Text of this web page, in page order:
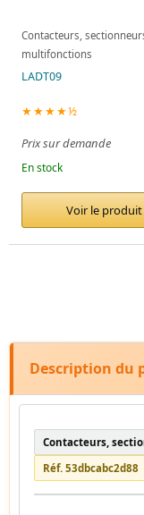
Contacteurs,
multifonctions
LADT09
★★★★½
Prix sur demande
En stock
Voir le produit
Description du
Contacteurs,
Réf. 53dbcabc2d88